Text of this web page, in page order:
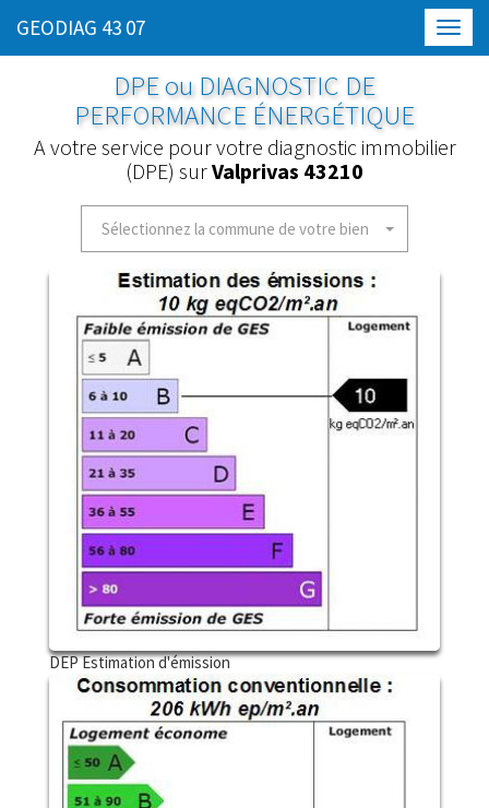
GEODIAG 43 07
DPE ou DIAGNOSTIC DE
PERFORMANCE ÉNERGÉTIQUE
A votre service pour votre diagnostic immobilier
(DPE) surValprivas 43210
Sélectionnez la commune de votre bien
DEP Estimation d'émission